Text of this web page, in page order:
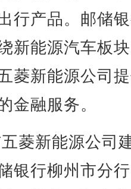
行产品。邮储
新能源汽车板
菱新能源公司
金融服务。
新能源公司
银行柳州市分